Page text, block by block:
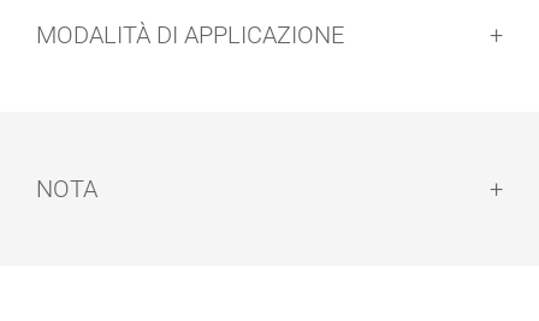
MODALITÀ DI APPLICAZIONE
NOTA